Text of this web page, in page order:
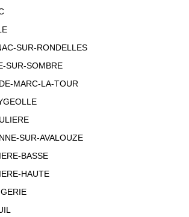
SUR-RONDELLES
SUR-SOMBRE
MARC-LA-TOUR
SUR-AVALOUZE
BASSE
HAUTE